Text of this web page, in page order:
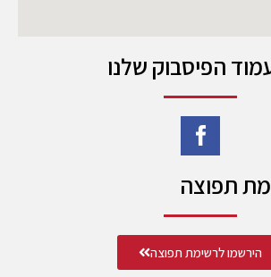
הפיסבוק שלנו
תפוצה
הירשמו לרשימת תפוצה